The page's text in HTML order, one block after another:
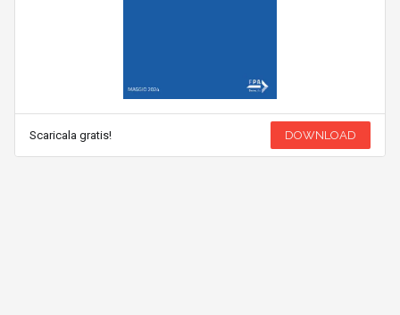
Scaricala gratis! DOWNLOAD